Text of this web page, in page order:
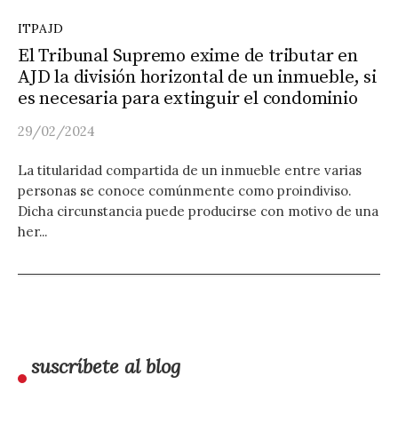
ITPAJD
El Tribunal Supremo exime de tributar en
AJD la división horizontal de un inmueble, si
es necesaria para extinguir el condominio
29/02/2024
La titularidad compartida de un inmueble entre varias
personas se conoce comúnmente como proindiviso.
Dicha circunstancia puede producirse con motivo de una
her...
suscríbete al blog